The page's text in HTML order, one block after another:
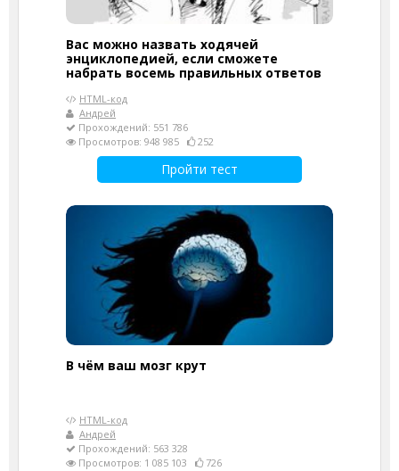
Вас можно назвать ходячей
энциклопедией, если сможете
набрать восемь правильных ответов
HTML-код
Андрей
Прохождений: 551 786
Просмотров: 948 985
252
Пройти тест
В чём ваш мозг крут
HTML-код
Андрей
Прохождений: 563 328
Просмотров: 1 085 103
726